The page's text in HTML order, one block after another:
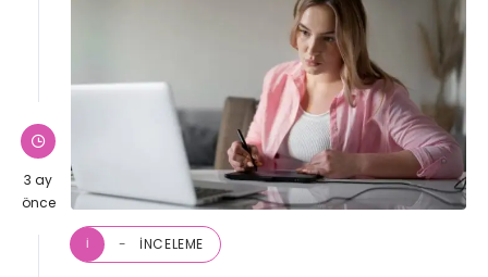
3 ay
önce
İ İNCELEME